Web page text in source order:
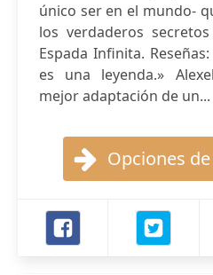
único ser en el mundo-
los verdaderos
Espada Infinita.
es una leyenda.»
mejor adaptación de un...
Opciones